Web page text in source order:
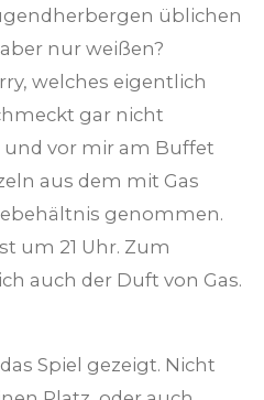
üblichen
nur weißen?
welches eigentlich
gar nicht
und vor mir am Buffet
aus dem mit Gas
genommen.
um 21 Uhr. Zum
auch der Duft von Gas.
Spiel gezeigt. Nicht